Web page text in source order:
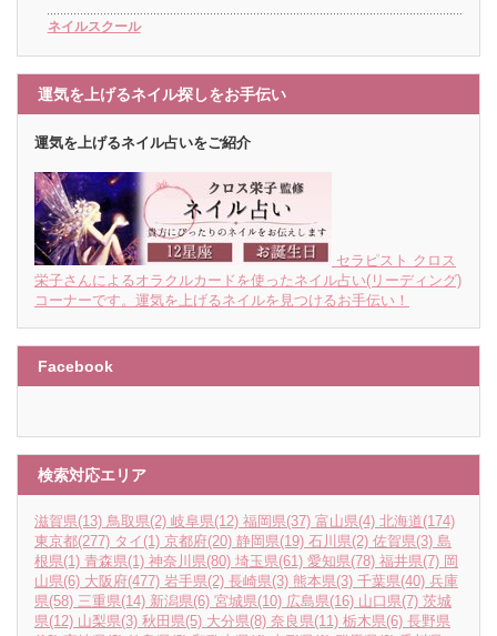
ネイルスクール
運気を上げるネイル探しをお手伝い
運気を上げるネイル占いをご紹介
セラピスト クロス
栄子さんによるオラクルカードを使ったネイル占い(リーディング)
コーナーです。運気を上げるネイルを見つけるお手伝い！
Facebook
検索対応エリア
滋賀県(13) 鳥取県(2) 岐阜県(12) 福岡県(37) 富山県(4) 北海道(174)
東京都(277) タイ (1) 京都府(20) 静岡県(19) 石川県(2) 佐賀県(3) 島
根県(1) 青森県(1) 神奈川県(80) 埼玉県(61) 愛知県(78) 福井県(7) 岡
山県(6) 大阪府(477) 岩手県(2) 長崎県(3) 熊本県(3) 千葉県(40) 兵庫
県(58) 三重県(14) 新潟県(6) 宮城県(10) 広島県(16) 山口県(7) 茨城
県(12) 山梨県(3) 秋田県(5) 大分県(8) 奈良県(11) 栃木県(6) 長野県